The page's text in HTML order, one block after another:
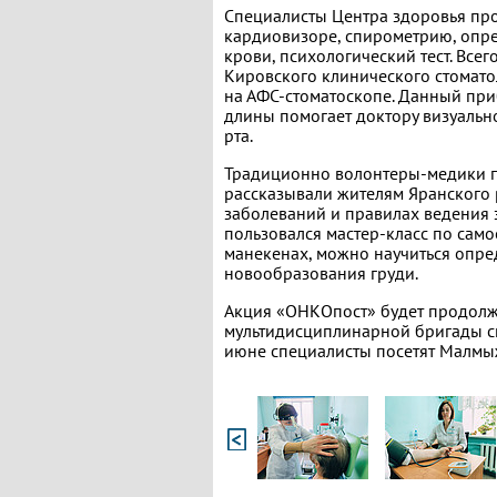
Специалисты Центра здоровья
кардиовизоре, спирометрию,
крови, психологический тест.
Кировского клинического
на АФС-стоматоскопе. Данный
длины помогает доктору
рта.
Традиционно волонтеры-медики
рассказывали жителям
заболеваний и правилах
пользовался мастер-класс по
манекенах, можно научиться
новообразования груди.
Акция «ОНКОпост» будет
мультидисциплинарной бригады
июне специалисты посетят